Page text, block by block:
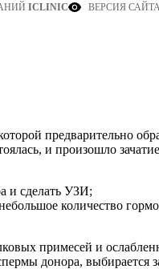
ICLINIC ВЕРСИЯ
предварительно
и произошло
и сделать УЗИ;
количество
примесей и
донора, выбирается